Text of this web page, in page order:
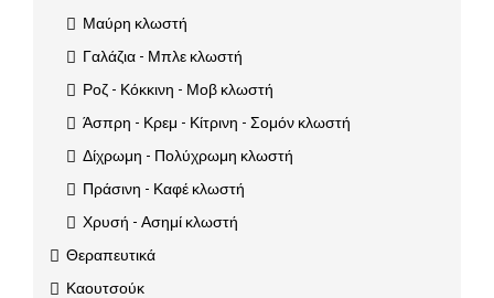
Μαύρη κλωστή
Γαλάζια - Μπλε κλωστή
Ροζ - Κόκκινη - Μοβ κλωστή
Άσπρη - Κρεμ - Κίτρινη - Σομόν κλωστή
Δίχρωμη - Πολύχρωμη κλωστή
Πράσινη - Καφέ κλωστή
Χρυσή - Ασημί κλωστή
Θεραπευτικά
Καουτσούκ